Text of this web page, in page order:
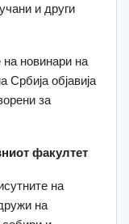
и други
новинари на
Србија објавија
за
факултет
на
на